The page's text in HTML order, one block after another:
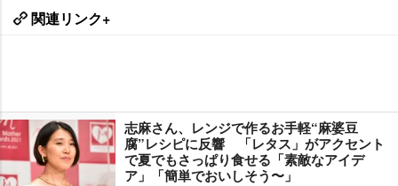
関連リンク+
志麻さん、レンジで作るお手軽“麻婆豆
腐”レシピに反響 「レタス」がアクセント
で夏でもさっぱり食せる「素敵なアイデ
ア」「簡単でおいしそう〜」